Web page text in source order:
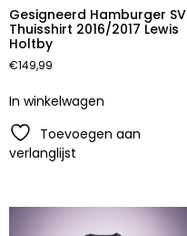
Gesigneerd Hamburger SV
Thuisshirt 2016/2017 Lewis
Holtby
€149,99
In winkelwagen
Toevoegen aan
verlanglijst